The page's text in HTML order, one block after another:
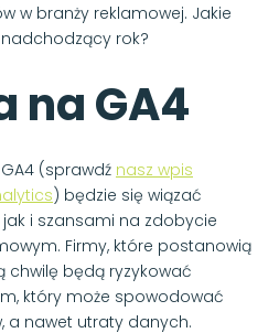
w branży reklamowej. Jakie
rok?
na GA4
(sprawdź nasz wpis
) będzie się wiązać
i szansami na zdobycie
Firmy, które postanowią
chwilę będą ryzykować
który może spowodować
a nawet utraty danych.